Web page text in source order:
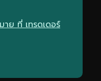
ย ที่ เทรดเดอร์